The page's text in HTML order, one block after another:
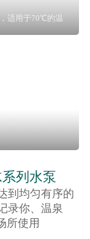
适用于70℃的温
列水泵
达到均匀有序的
你、温泉
使用